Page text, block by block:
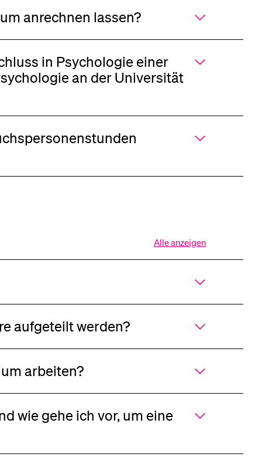
anrechnen lassen?
in Psychologie einer
Alle anzeigen
Sektionen
Akkordeons
aufgeteilt werden?
arbeiten?
wie gehe ich vor, um eine